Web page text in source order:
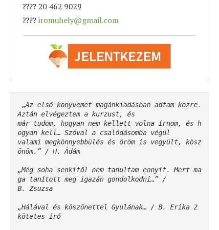
???? 20 462 9029
????iromuhely@gmail.com
„Az első könyvemet magánkiadásban adtam közre.
Aztán elvégeztem a kurzust, és
már tudom, hogyan nem kellett volna írnom, és h
ogyan kell… Szóval a csalódásomba végül
valami megkönnyebbülés és öröm is vegyült, kösz
önöm.” / H. Ádám
„Még soha senkitől nem tanultam ennyit. Mert ma
ga tanított meg igazán gondolkodni…” /
B. Zsuzsa
„Hálával és köszönettel Gyulának… / B. Erika 2
kötetes író